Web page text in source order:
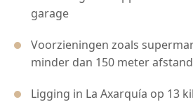
garage
Voorzieningen zoals
minder dan 150 meter afstand
Ligging in La Axarquía op 13